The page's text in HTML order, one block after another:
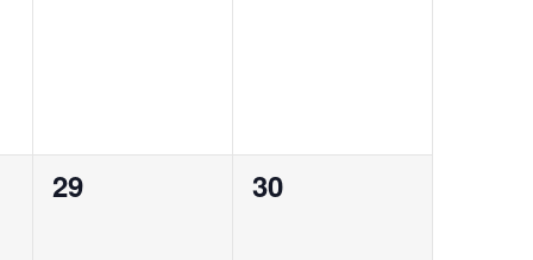
0
29
0
30